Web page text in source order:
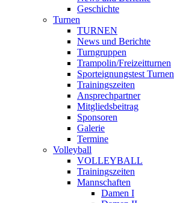
Geschichte
Turnen
TURNEN
News und Berichte
Turngruppen
Trampolin/Freizeitturnen
Sporteignungstest Turnen
Trainingszeiten
Ansprechpartner
Mitgliedsbeitrag
Sponsoren
Galerie
Termine
Volleyball
VOLLEYBALL
Trainingszeiten
Mannschaften
Damen I